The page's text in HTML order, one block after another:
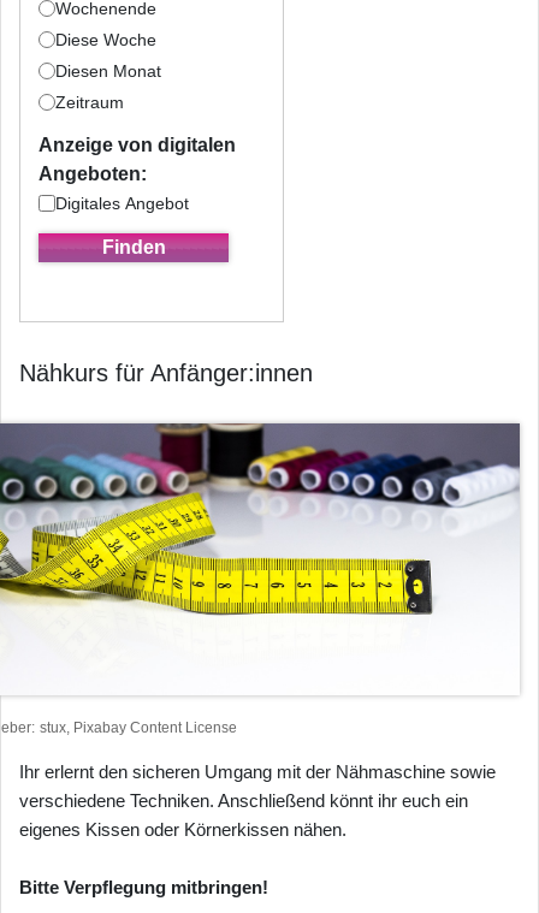
Wochenende
Diese Woche
Diesen Monat
Zeitraum
Anzeige von digitalen
Angeboten:
Digitales Angebot
Nähkurs für Anfänger:innen
stux, Pixabay Content License
Ihr erlernt den sicheren Umgang mit der Nähmaschine sowie
verschiedene Techniken. Anschließend könnt ihr euch ein
eigenes Kissen oder Körnerkissen nähen.
Bitte Verpflegung mitbringen!